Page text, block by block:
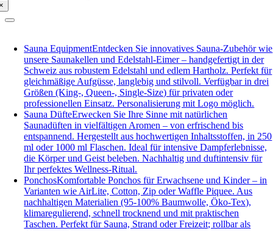
Sauna EquipmentEntdecken Sie innovatives Sauna-Zubehör wie
unsere Saunakellen und Edelstahl-Eimer – handgefertigt in der
Schweiz aus robustem Edelstahl und edlem Hartholz. Perfekt für
gleichmäßige Aufgüsse, langlebig und stilvoll. Verfügbar in drei
Größen (King-, Queen-, Single-Size) für privaten oder
professionellen Einsatz. Personalisierung mit Logo möglich.
Sauna DüfteErwecken Sie Ihre Sinne mit natürlichen
Saunadüften in vielfältigen Aromen – von erfrischend bis
entspannend. Hergestellt aus hochwertigen Inhaltsstoffen, in 250
ml oder 1000 ml Flaschen. Ideal für intensive Dampferlebnisse,
die Körper und Geist beleben. Nachhaltig und duftintensiv für
Ihr perfektes Wellness-Ritual.
PonchosKomfortable Ponchos für Erwachsene und Kinder – in
Varianten wie AirLite, Cotton, Zip oder Waffle Piquee. Aus
nachhaltigen Materialien (95-100% Baumwolle, Öko-Tex),
klimaregulierend, schnell trocknend und mit praktischen
Taschen. Perfekt für Sauna, Strand oder Freizeit; rollbar als